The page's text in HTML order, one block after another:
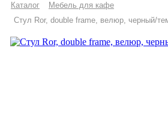
Каталог
Мебель для кафе
Стул Ror, double frame, велюр, черный/